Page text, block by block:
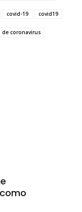
covid-19 covid19
de coronavirus